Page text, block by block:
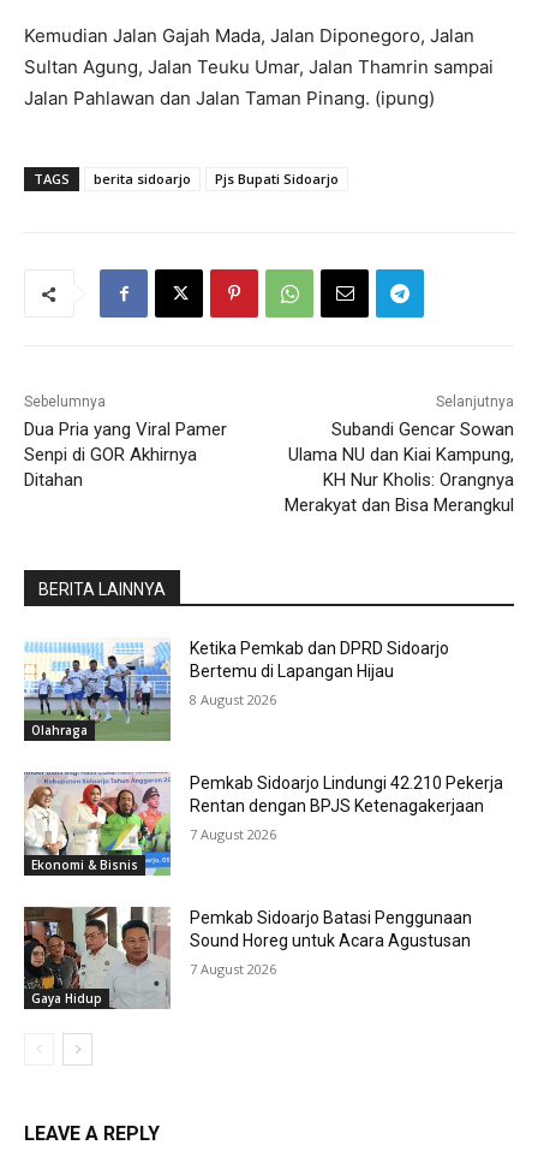
Kemudian Jalan Gajah Mada, Jalan Diponegoro, Jalan
Sultan Agung, Jalan Teuku Umar, Jalan Thamrin sampai
Jalan Pahlawan dan Jalan Taman Pinang. (ipung)
TAGS berita sidoarjo Pjs Bupati Sidoarjo
Sebelumnya
Dua Pria yang Viral Pamer
Senpi di GOR Akhirnya
Ditahan
Selanjutnya
Subandi Gencar Sowan
Ulama NU dan Kiai Kampung,
KH Nur Kholis: Orangnya
Merakyat dan Bisa Merangkul
BERITA LAINNYA
Olahraga
Ketika Pemkab dan DPRD Sidoarjo
Bertemu di Lapangan Hijau
8 August 2026
Ekonomi & Bisnis
Pemkab Sidoarjo Lindungi 42.210 Pekerja
Rentan dengan BPJS Ketenagakerjaan
7 August 2026
Gaya Hidup
Pemkab Sidoarjo Batasi Penggunaan
Sound Horeg untuk Acara Agustusan
7 August 2026
LEAVE A REPLY